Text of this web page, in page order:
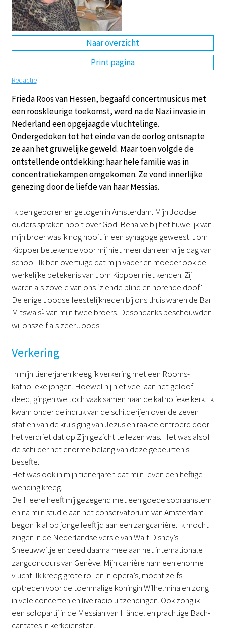
Naar overzicht
Print pagina
Redactie
Frieda Roos van Hessen, begaafd concertmusicus met
een rooskleurige toekomst, werd na de Nazi invasie in
Nederland een opgejaagde vluchtelinge.
Ondergedoken tot het einde van de oorlog ontsnapte
ze aan het gruwelijke geweld. Maar toen volgde de
ontstellende ontdekking: haar hele familie was in
concentratiekampen omgekomen. Ze vond innerlijke
genezing door de liefde van haar Messias.
Ik ben geboren en getogen in Amsterdam. Mijn Joodse
ouders spraken nooit over God. Behalve bij het huwelijk van
mijn broer was ik nog nooit in een synagoge geweest. Jom
Kippoer betekende voor mij niet meer dan een vrije dag van
school. Ik ben overtuigd dat mijn vader en moeder ook de
werkelijke betekenis van Jom Kippoer niet kenden. Zij
waren als zovele van ons ‘ziende blind en horende doof’.
De enige Joodse feestelijkheden bij ons thuis waren de Bar
Mitswa's1 van mijn twee broers. Desondanks beschouwden
wij onszelf als zeer Joods.
Verkering
In mijn tienerjaren kreeg ik verkering met een Rooms-
katholieke jongen. Hoewel hij niet veel aan het geloof
deed, gingen we toch vaak samen naar de katholieke kerk. Ik
kwam onder de indruk van de schilderijen over de zeven
statiën van de kruisiging van Jezus en raakte ontroerd door
het verdriet dat op Zijn gezicht te lezen was. Het was alsof
de schilder het enorme belang van deze gebeurtenis
besefte.
Het was ook in mijn tienerjaren dat mijn leven een heftige
wending kreeg.
De Heere heeft mij gezegend met een goede sopraanstem
en na mijn studie aan het conservatorium van Amsterdam
begon ik al op jonge leeftijd aan een zangcarrière. Ik mocht
zingen in de Nederlandse versie van Walt Disney’s
Sneeuwwitje en deed daarna mee aan het internationale
zangconcours van Genève. Mijn carrière nam een enorme
vlucht. Ik kreeg grote rollen in opera’s, mocht zelfs
optreden voor de toenmalige koningin Wilhelmina en zong
in vele concerten en live radio uitzendingen. Ook zong ik
een solopartij in de Messiah van Händel en prachtige Bach-
cantates in kerkdiensten.